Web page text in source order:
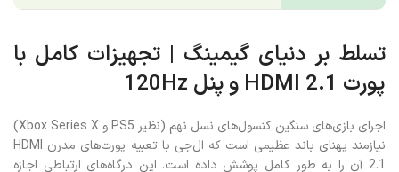
تسلط بر دنیای گیمینگ | تجهیزات کامل با
پورت HDMI 2.1 و پنل 120Hz
اجرای بازی‌های سنگین کنسول‌های نسل نهم (نظیر PS5 و Xbox Series X)
نیازمند پهنای باند عظیمی است که ال‌جی با تعبیه پورت‌های مدرن HDMI
2.1 آن را به طور کامل پوشش داده است. این درگاه‌های ارتباطی اجازه